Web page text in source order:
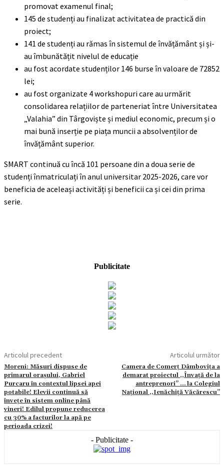
promovat examenul final;
145 de studenți au finalizat activitatea de practică din
proiect;
141 de studenți au rămas în sistemul de învățământ și și-
au îmbunătățit nivelul de educație
au fost acordate studenților 146 burse în valoare de 72852
lei;
au fost organizate 4 workshopuri care au urmărit
consolidarea relațiilor de parteneriat între Universitatea
„Valahia” din Târgoviște și mediul economic, precum și o
mai bună inserție pe piața muncii a absolvenților de
învățământ superior.
SMART continuă cu încă 101 persoane din a doua serie de
studenți înmatriculați în anul universitar 2025-2026, care vor
beneficia de aceleași activități și beneficii ca și cei din prima
serie.
Publicitate
Articolul precedent
Moreni: Măsuri dispuse de
primarul orașului, Gabriel
Purcaru în contextul lipsei apei
potabile! Elevii continuă să
învețe în sistem online până
vineri! Edilul propune reducerea
cu 30% a facturilor la apă pe
perioada crizei!
Articolul următor
Camera de Comerț Dâmbovița a
demarat proiectul ,,Învață de la
antreprenori’’ … la Colegiul
Național ,,Ienăchiță Văcărescu’’
- Publicitate -